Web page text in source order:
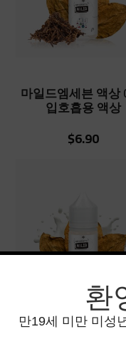
마일드엠세븐 액상
입호흡용 액상
$6.90
크리미 토바코 보스
환
만19세 미만 미성